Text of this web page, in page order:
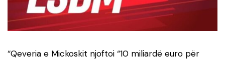
“Qeveria e Mickoskit njoftoi “10 miliardë euro për